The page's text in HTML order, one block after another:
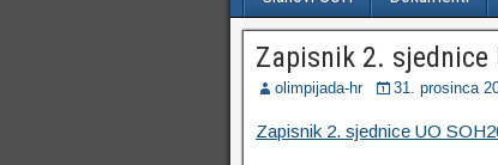
Zapisnik 2. sjednice
olimpijada-hr 31. prosinca
Zapisnik 2. sjednice UO